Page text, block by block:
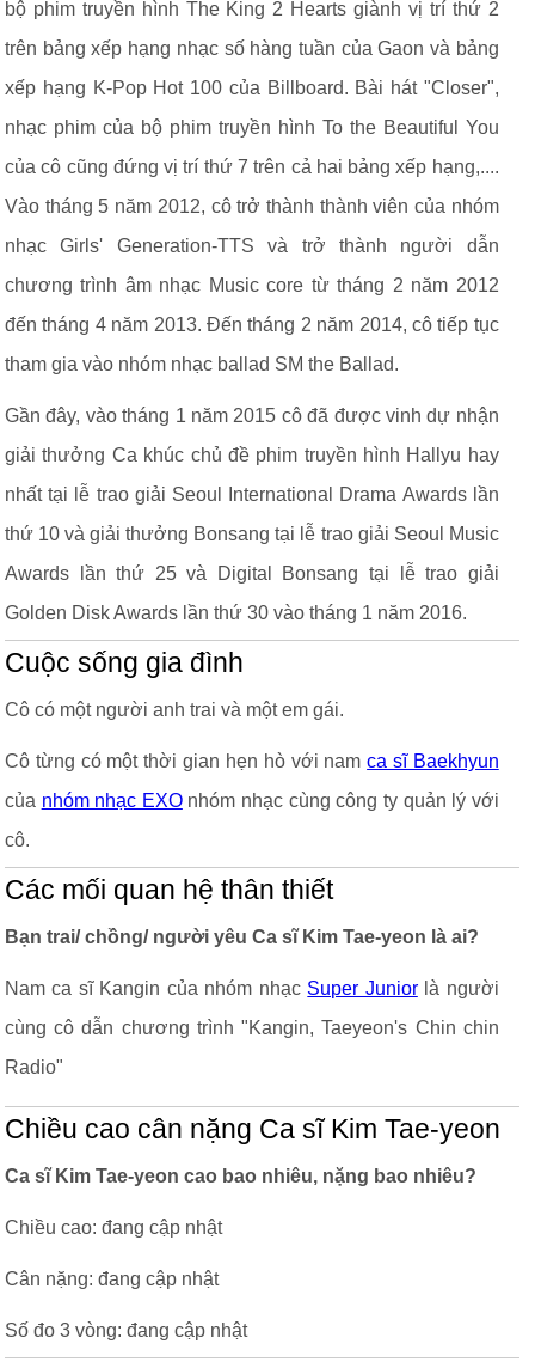
bộ phim truyền hình The King 2 Hearts giành vị trí thứ 2
trên bảng xếp hạng nhạc số hàng tuần của Gaon và bảng
xếp hạng K-Pop Hot 100 của Billboard. Bài hát "Closer",
nhạc phim của bộ phim truyền hình To the Beautiful You
của cô cũng đứng vị trí thứ 7 trên cả hai bảng xếp hạng,....
Vào tháng 5 năm 2012, cô trở thành thành viên của nhóm
nhạc Girls' Generation-TTS và trở thành người dẫn
chương trình âm nhạc Music core từ tháng 2 năm 2012
đến tháng 4 năm 2013. Đến tháng 2 năm 2014, cô tiếp tục
tham gia vào nhóm nhạc ballad SM the Ballad.
Gần đây, vào tháng 1 năm 2015 cô đã được vinh dự nhận
giải thưởng Ca khúc chủ đề phim truyền hình Hallyu hay
nhất tại lễ trao giải Seoul International Drama Awards lần
thứ 10 và giải thưởng Bonsang tại lễ trao giải Seoul Music
Awards lần thứ 25 và Digital Bonsang tại lễ trao giải
Golden Disk Awards lần thứ 30 vào tháng 1 năm 2016.
Cuộc sống gia đình
Cô có một người anh trai và một em gái.
Cô từng có một thời gian hẹn hò với namca sĩ Baekhyun
của nhóm nhạc EXOnhóm nhạc cùng công ty quản lý với
cô.
Các mối quan hệ thân thiết
Bạn trai/ chồng/ người yêu Ca sĩ Kim Tae-yeon là ai?
Nam ca sĩ Kangin của nhóm nhạc Super Juniorlà người
cùng cô dẫn chương trình "Kangin, Taeyeon's Chin chin
Radio"
Chiều cao cân nặng Ca sĩ Kim Tae-yeon
Ca sĩ Kim Tae-yeon cao bao nhiêu, nặng bao nhiêu?
Chiều cao: đang cập nhật
Cân nặng: đang cập nhật
Số đo 3 vòng: đang cập nhật